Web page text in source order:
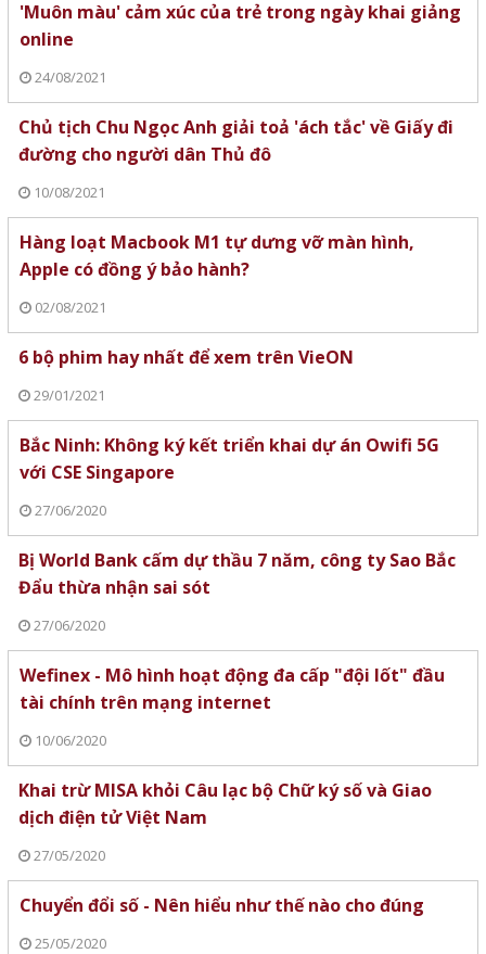
'Muôn màu' cảm xúc của trẻ trong ngày khai giảng
online
24/08/2021
Chủ tịch Chu Ngọc Anh giải toả 'ách tắc' về Giấy đi
đường cho người dân Thủ đô
10/08/2021
Hàng loạt Macbook M1 tự dưng vỡ màn hình,
Apple có đồng ý bảo hành?
02/08/2021
6 bộ phim hay nhất để xem trên VieON
29/01/2021
Bắc Ninh: Không ký kết triển khai dự án Owifi 5G
với CSE Singapore
27/06/2020
Bị World Bank cấm dự thầu 7 năm, công ty Sao Bắc
Đẩu thừa nhận sai sót
27/06/2020
Wefinex - Mô hình hoạt động đa cấp "đội lốt" đầu
tài chính trên mạng internet
10/06/2020
Khai trừ MISA khỏi Câu lạc bộ Chữ ký số và Giao
dịch điện tử Việt Nam
27/05/2020
Chuyển đổi số - Nên hiểu như thế nào cho đúng
25/05/2020